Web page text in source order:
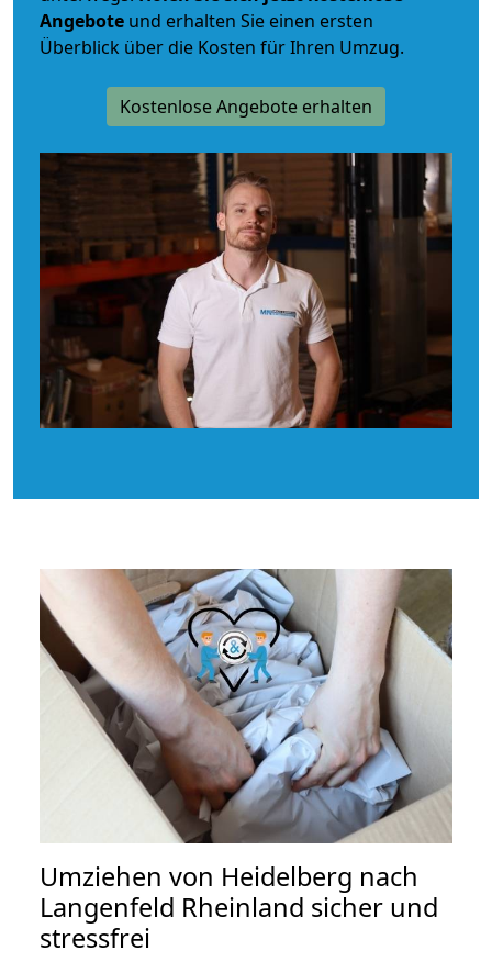
Angebote und erhalten Sie einen ersten
Überblick über die Kosten für Ihren Umzug.
Kostenlose Angebote erhalten
Umziehen von Heidelberg nach
Langenfeld Rheinland sicher und
stressfrei